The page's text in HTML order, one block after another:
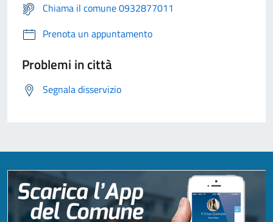
Chiama il comune 0932877011
Prenota un appuntamento
Problemi in città
Segnala disservizio